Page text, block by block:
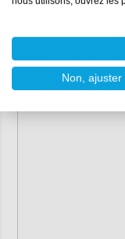
Non, ajuster